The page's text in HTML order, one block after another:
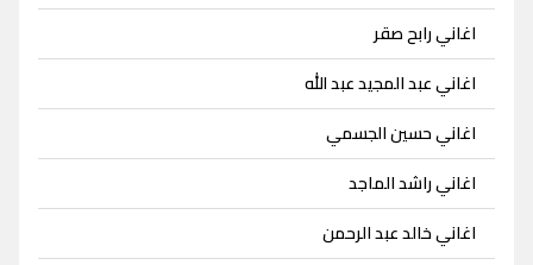
اغاني رابح صقر
اغاني عبد المجيد عبد الله
اغاني حسين الجسمي
اغاني راشد الماجد
اغاني خالد عبد الرحمن